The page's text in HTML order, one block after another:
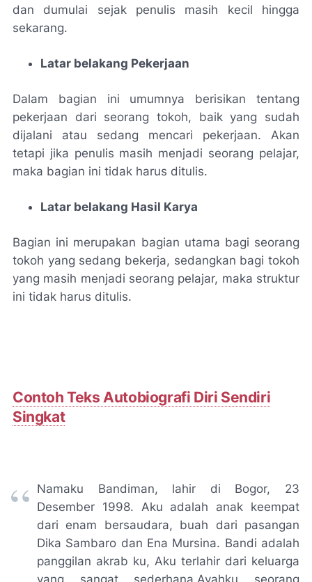
dan dumulai sejak penulis masih kecil hingga
sekarang.
Latar belakang Pekerjaan
Dalam bagian ini umumnya berisikan tentang
pekerjaan dari seorang tokoh, baik yang sudah
dijalani atau sedang mencari pekerjaan. Akan
tetapi jika penulis masih menjadi seorang pelajar,
maka bagian ini tidak harus ditulis.
Latar belakang Hasil Karya
Bagian ini merupakan bagian utama bagi seorang
tokoh yang sedang bekerja, sedangkan bagi tokoh
yang masih menjadi seorang pelajar, maka struktur
ini tidak harus ditulis.
Contoh Teks Autobiografi Diri Sendiri
Singkat
Namaku Bandiman, lahir di Bogor, 23
Desember 1998. Aku adalah anak keempat
dari enam bersaudara, buah dari pasangan
Dika Sambaro dan Ena Mursina. Bandi adalah
panggilan akrab ku, Aku terlahir dari keluarga